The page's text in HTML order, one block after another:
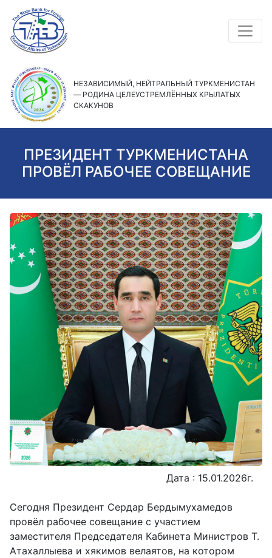
НЕЗАВИСИМЫЙ, НЕЙТРАЛЬНЫЙ ТУРКМЕНИСТАН
— РОДИНА ЦЕЛЕУСТРЕМЛЁННЫХ КРЫЛАТЫХ
СКАКУНОВ
ПРЕЗИДЕНТ ТУРКМЕНИСТАНА
ПРОВЁЛ РАБОЧЕЕ СОВЕЩАНИЕ
Дата : 15.01.2026г.
Сегодня Президент Сердар Бердымухамедов
провёл рабочее совещание с участием
заместителя Председателя Кабинета Министров Т.
Атахаллыева и хякимов велаятов, на котором